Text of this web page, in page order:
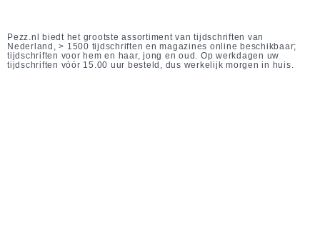
Pezz.nl biedt het grootste assortiment van tijdschriften van
Nederland, > 1500 tijdschriften en magazines online beschikbaar;
tijdschriften voor hem en haar, jong en oud. Op werkdagen uw
tijdschriften vóór 15.00 uur besteld, dus werkelijk morgen in huis.